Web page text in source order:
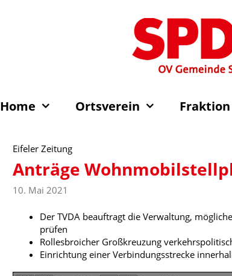
Home Ortsverein Fraktion
Eifeler Zeitung
Anträge
10. Mai 2021
Der TVDA beauftragt die Verwaltung,
prüfen
Rollesbroicher Großkreuzung
Einrichtung einer Verbindungsstrecke